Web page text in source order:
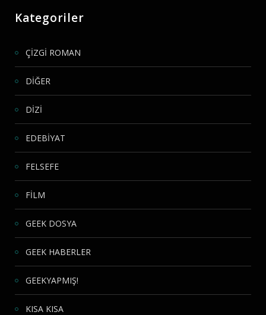
Kategoriler
ÇİZGİ ROMAN
DİĞER
DİZİ
EDEBİYAT
FELSEFE
FİLM
GEEK DOSYA
GEEK HABERLER
GEEKYAPMIŞ!
KISA KISA